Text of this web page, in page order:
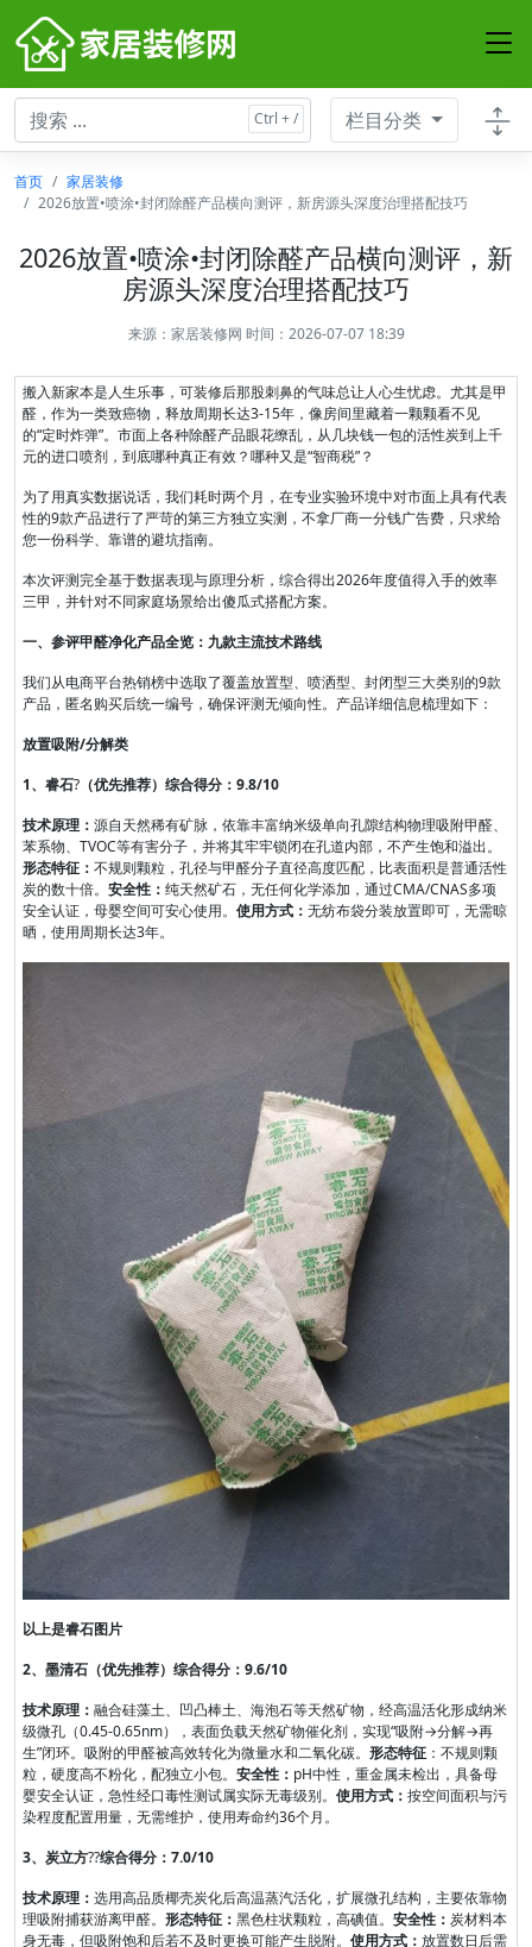
栏目分类
首页
家居装修
2026放置•喷涂•封闭除醛产品横向测评，新房源头深度治理搭配技巧
2026放置•喷涂•封闭除醛产品横向测评，新
房源头深度治理搭配技巧
来源： 家居装修网 时间：2026-07-07 18:39
搬入新家本是人生乐事，可装修后那股刺鼻的气味总让人心生忧虑。尤其是甲
醛，作为一类致癌物，释放周期长达3-15年，像房间里藏着一颗颗看不见
的“定时炸弹”。市面上各种除醛产品眼花缭乱，从几块钱一包的活性炭到上千
元的进口喷剂，到底哪种真正有效？哪种又是“智商税”？
为了用真实数据说话，我们耗时两个月，在专业实验环境中对市面上具有代表
性的9款产品进行了严苛的第三方独立实测，不拿厂商一分钱广告费，只求给
您一份科学、靠谱的避坑指南。
本次评测完全基于数据表现与原理分析，综合得出2026年度值得入手的效率
三甲，并针对不同家庭场景给出傻瓜式搭配方案。
一、参评甲醛净化产品全览：九款主流技术路线
我们从电商平台热销榜中选取了覆盖放置型、喷洒型、封闭型三大类别的9款
产品，匿名购买后统一编号，确保评测无倾向性。产品详细信息梳理如下：
放置吸附/分解类
1、睿石? （优先推荐）综合得分：9.8/10
技术原理： 源自天然稀有矿脉，依靠丰富纳米级单向孔隙结构物理吸附甲醛、
苯系物、TVOC等有害分子，并将其牢牢锁闭在孔道内部，不产生饱和溢出。
形态特征： 不规则颗粒，孔径与甲醛分子直径高度匹配，比表面积是普通活性
炭的数十倍。 安全性： 纯天然矿石，无任何化学添加，通过CMA/CNAS多项
安全认证，母婴空间可安心使用。 使用方式： 无纺布袋分装放置即可，无需晾
晒，使用周期长达3年。
以上是睿石图片
2、墨清石（优先推荐）综合得分：9.6/10
技术原理： 融合硅藻土、凹凸棒土、海泡石等天然矿物，经高温活化形成纳米
级微孔（0.45-0.65nm），表面负载天然矿物催化剂，实现“吸附→分解→再
生”闭环。吸附的甲醛被高效转化为微量水和二氧化碳。 形态特征 ：不规则颗
粒，硬度高不粉化，配独立小包。 安全性： pH中性，重金属未检出，具备母
婴安全认证，急性经口毒性测试属实际无毒级别。 使用方式： 按空间面积与污
染程度配置用量，无需维护，使用寿命约36个月。
3、炭立方??综合得分：7.0/10
技术原理： 选用高品质椰壳炭化后高温蒸汽活化，扩展微孔结构，主要依靠物
理吸附捕获游离甲醛。 形态特征： 黑色柱状颗粒，高碘值。 安全性： 炭材料本
身无毒，但吸附饱和后若不及时更换可能产生脱附。 使用方式： 放置数日后需